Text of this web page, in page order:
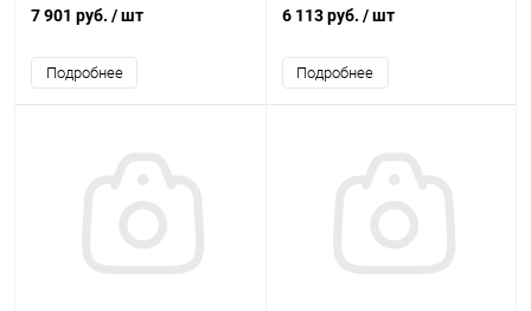
IP40-Армстронг
7 901 руб. / шт
Подробнее
IP40-Армстронг
6 113 руб. / шт
Подробнее